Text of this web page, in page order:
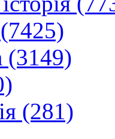
(3149)
(281)